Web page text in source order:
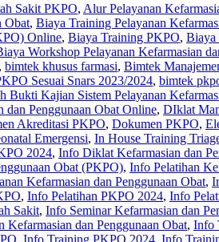
Sakit PKPO, Alur Pelayanan
Obat, Biaya Training Pelayanan
Online, Biaya Training PKPO, Biaya
Workshop Pelayanan Kefarmasian
, bimtek khusus farmasi, Bimtek
Sesuai Snars 2023/2024, bimtek
Bukti Kajian Sistem Pelayanan
dan Penggunaan Obat Online, DIklat
Akreditasi PKPO, Dokumen PKPO,
Emergensi, In House Training
2024, Info Diklat Kefarmasian dan
Obat (PKPO), Info Pelatihan
Kefarmasian dan Penggunaan Obat,
, Info Pelatihan PKPO 2024, Info
Sakit, Info Seminar Kefarmasian dan
Kefarmasian dan Penggunaan Obat, Info
, Info Training PKPO 2024, Info